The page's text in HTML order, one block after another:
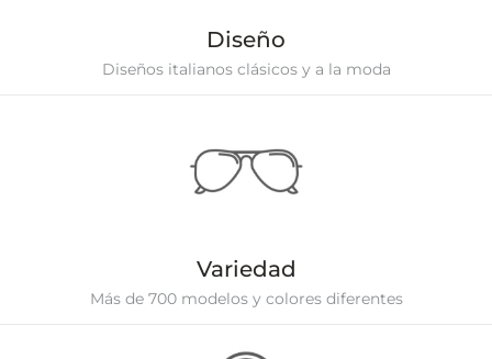
Diseño
Diseños italianos clásicos y a la moda
Variedad
Más de 700 modelos y colores diferentes